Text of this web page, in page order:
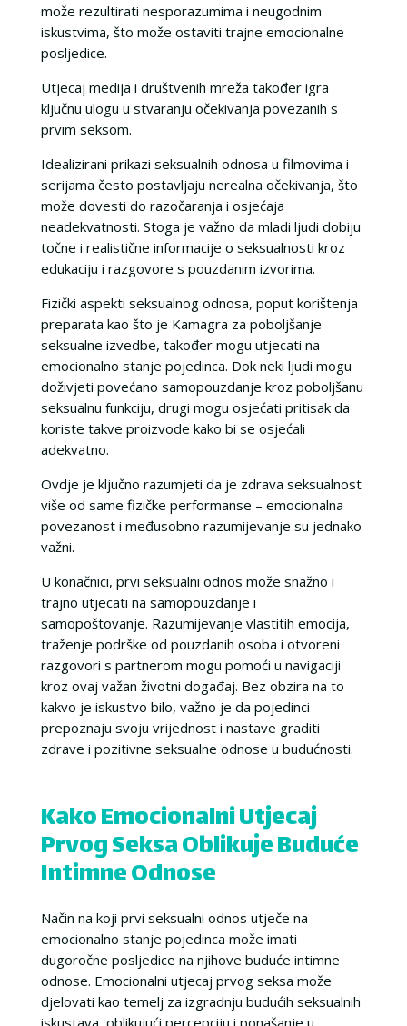
može rezultirati nesporazumima i neugodnim
iskustvima, što može ostaviti trajne emocionalne
posljedice.
Utjecaj medija i društvenih mreža također igra
ključnu ulogu u stvaranju očekivanja povezanih s
prvim seksom.
Idealizirani prikazi seksualnih odnosa u filmovima i
serijama često postavljaju nerealna očekivanja, što
može dovesti do razočaranja i osjećaja
neadekvatnosti. Stoga je važno da mladi ljudi dobiju
točne i realistične informacije o seksualnosti kroz
edukaciju i razgovore s pouzdanim izvorima.
Fizički aspekti seksualnog odnosa, poput korištenja
preparata kao što je Kamagra za poboljšanje
seksualne izvedbe, također mogu utjecati na
emocionalno stanje pojedinca. Dok neki ljudi mogu
doživjeti povećano samopouzdanje kroz poboljšanu
seksualnu funkciju, drugi mogu osjećati pritisak da
koriste takve proizvode kako bi se osjećali
adekvatno.
Ovdje je ključno razumjeti da je zdrava seksualnost
više od same fizičke performanse – emocionalna
povezanost i međusobno razumijevanje su jednako
važni.
U konačnici, prvi seksualni odnos može snažno i
trajno utjecati na samopouzdanje i
samopoštovanje. Razumijevanje vlastitih emocija,
traženje podrške od pouzdanih osoba i otvoreni
razgovori s partnerom mogu pomoći u navigaciji
kroz ovaj važan životni događaj. Bez obzira na to
kakvo je iskustvo bilo, važno je da pojedinci
prepoznaju svoju vrijednost i nastave graditi
zdrave i pozitivne seksualne odnose u budućnosti.
Kako Emocionalni Utjecaj
Prvog Seksa Oblikuje Buduće
Intimne Odnose
Način na koji prvi seksualni odnos utječe na
emocionalno stanje pojedinca može imati
dugoročne posljedice na njihove buduće intimne
odnose. Emocionalni utjecaj prvog seksa može
djelovati kao temelj za izgradnju budućih seksualnih
iskustava, oblikujući percepciju i ponašanje u